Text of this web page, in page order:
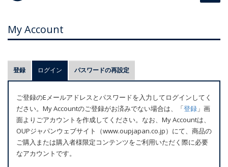
My Account
プ
ラ
マ
リ
ー
タ
ブ
登録 ログイン (アクティブなタブ)
パスワードの再設定
ご登録のEメールアドレスとパスワードを入力してログインしてく
ださい。My Accountのご登録がお済みでない場合は、「登録 」画
面よりごアカウントを作成してください。なお、My Accountは、
OUPジャパンウェブサイト（www.oupjapan.co.jp）にて、商品の
ご購入または購入者様限定コンテンツをご利用いただく際に必要
なアカウントです。